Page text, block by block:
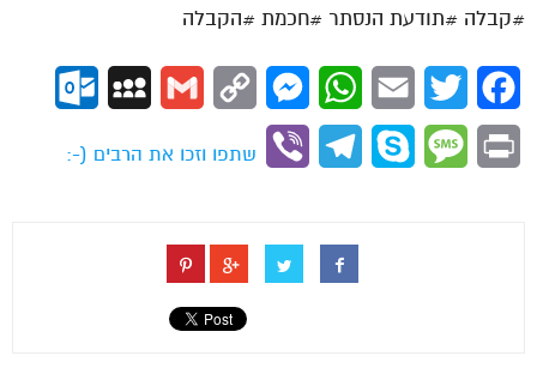
#קבלה #תודעת הנסתר #חכמת #הקבלה
Facebook
Twitter
Email
WhatsApp
Messenger
Copy
Gmail
MySpace
Print
Message
Skype
Telegram
Viber
שתפו וזכו את הרבים (-: